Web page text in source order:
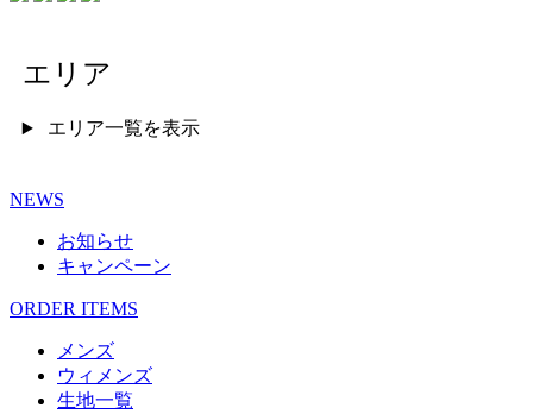
エリア
エリア一覧を表示
NEWS
お知らせ
キャンペーン
ORDER ITEMS
メンズ
ウィメンズ
生地一覧